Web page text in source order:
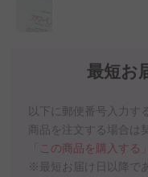
最短お
以下に郵便番号入力す
商品を注文する場合は
「この商品を購入する
※最短お届け日以降で